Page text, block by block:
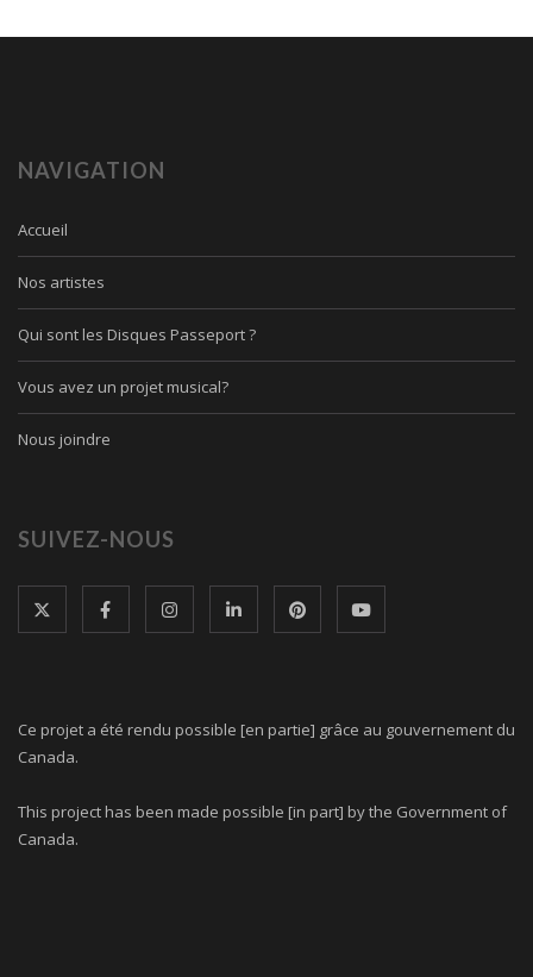
NAVIGATION
Accueil
Nos artistes
Qui sont les Disques Passeport ?
Vous avez un projet musical?
Nous joindre
SUIVEZ-NOUS
Ce projet a été rendu possible [en partie] grâce au gouvernement du
Canada.
This project has been made possible [in part] by the Government of
Canada.